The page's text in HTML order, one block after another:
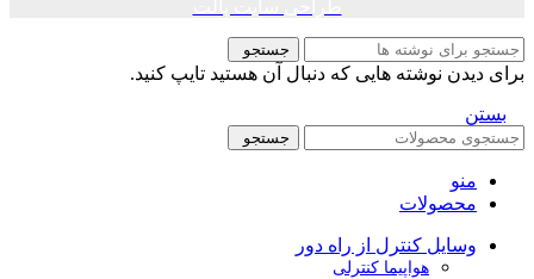
جستجو
برای دیدن نوشته هایی که دنبال آن هستید تایپ کنید.
بستن
جستجو
منو
محصولات
وسایل کنترل از راه دور
هواپیما کنترلی